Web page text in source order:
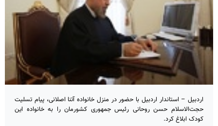
اردبیل – استاندار اردبیل با حضور در منزل خانواده آتنا اصلانی، پیام تسلیت
حجت‌الاسلام حسن روحانی رئیس‌ جمهوری کشورمان را به خانواده این
کودک ابلاغ کرد.